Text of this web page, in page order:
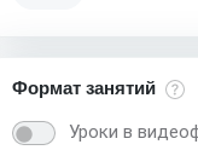
Формат занятий
Уроки в